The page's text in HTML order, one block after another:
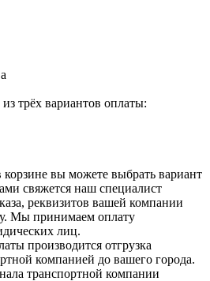
трёх вариантов оплаты:
вы можете выбрать вариант
свяжется наш специалист
реквизитов вашей компании
Мы принимаем оплату
лиц.
производится отгрузка
компанией до вашего города.
транспортной компании